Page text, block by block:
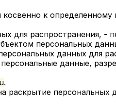
к определенному
для распространения, -
персональных
данных для
данные,
.
раскрытие персональных